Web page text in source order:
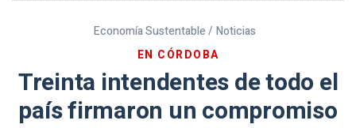
Economía Sustentable / Noticias
EN CÓRDOBA
Treinta intendentes de todo el
país firmaron un compromiso